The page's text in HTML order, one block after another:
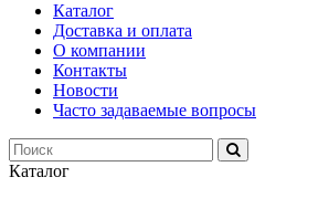
Каталог
Доставка и оплата
О компании
Контакты
Новости
Часто задаваемые вопросы
Каталог